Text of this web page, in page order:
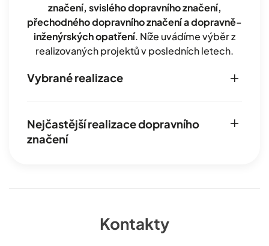
značení, svislého dopravního značení,
přechodného dopravního značení a dopravně-
inženýrských opatření. Níže uvádíme výběr z
realizovaných projektů v posledních letech.
Vybrané realizace
Nejčastější realizace dopravního
značení
Kontakty